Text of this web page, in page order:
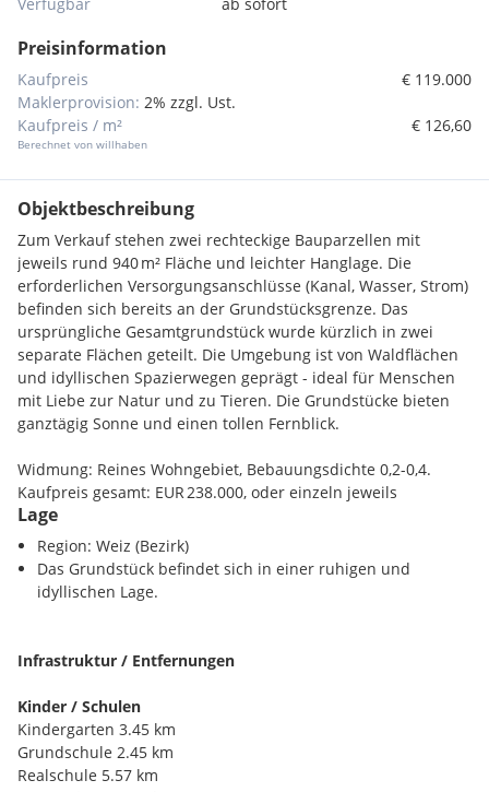
Preisinformation
Kaufpreis
€ 119.000
Maklerprovision: 2% zzgl. Ust.
Kaufpreis / m²
Berechnet von willhaben
€ 126,60
Objektbeschreibung
Zum Verkauf stehen zwei rechteckige Bauparzellen mit
jeweils rund 940 m² Fläche und leichter Hanglage. Die
erforderlichen Versorgungsanschlüsse (Kanal, Wasser, Strom)
befinden sich bereits an der Grundstücksgrenze. Das
ursprüngliche Gesamtgrundstück wurde kürzlich in zwei
separate Flächen geteilt. Die Umgebung ist von Waldflächen
und idyllischen Spazierwegen geprägt - ideal für Menschen
mit Liebe zur Natur und zu Tieren. Die Grundstücke bieten
ganztägig Sonne und einen tollen Fernblick.
Widmung: Reines Wohngebiet, Bebauungsdichte 0,2-0,4.
Kaufpreis gesamt: EUR 238.000, oder einzeln jeweils
EUR 119.000.
Die Liegenschaft befindet sich in absolut ruhiger, naturnaher
Lage - dennoch ist die Autobahn nur 5 Minuten entfernt,
ebenso wie Gleisdorf. Die Landeshauptstadt Graz ist in etwa
Lage
Region: Weiz (Bezirk)
Das Grundstück befindet sich in einer ruhigen und
idyllischen Lage.
Infrastruktur / Entfernungen
Kinder / Schulen
Kindergarten 3.45 km
Grundschule 2.45 km
Realschule 5.57 km